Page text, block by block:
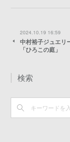
2024.10.19 16:59
中村裕子ジュエリ
「ひろこの庭」
検索